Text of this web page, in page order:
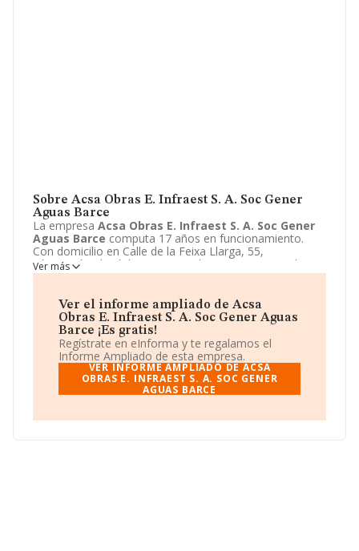
Sobre Acsa Obras E. Infraest S. A. Soc Gener
Aguas Barce
La empresa Acsa Obras E. Infraest S. A. Soc Gener
Aguas Barce computa 17 años en funcionamiento.
Con domicilio en Calle de la Feixa Llarga, 55,
L'hospitalet de Llobregat, Barcelona se encuentra la
empresaAcsa Obras E. Infraest S. A. Soc Gener
Gener Aguas Barceestá definida como Unión
temporal de empresas.
Ver más
Ver el informe ampliado de Acsa
Obras E. Infraest S. A. Soc Gener Aguas
Barce ¡Es gratis!
Regístrate en eInforma y te regalamos el
Informe Ampliado de esta empresa.
VER INFORME AMPLIADO DE ACSA
OBRAS E. INFRAEST S. A. SOC GENER
AGUAS BARCE